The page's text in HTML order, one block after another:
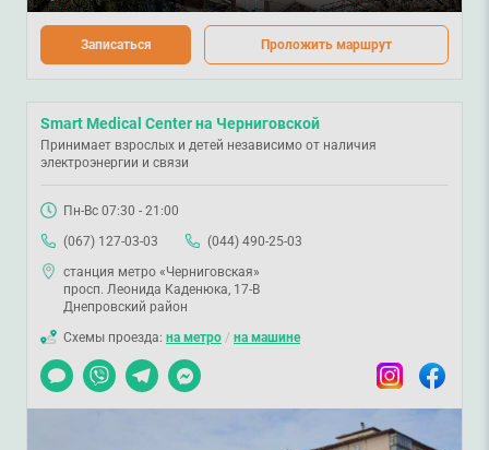
Записаться Проложить маршрут
Smart Medical Center на Черниговской
Принимает взрослых и детей независимо от наличия
электроэнергии и связи
Пн-Вс 07:30 - 21:00
(067) 127-03-03
(044) 490-25-03
станция метро «Черниговская»
просп. Леонида Каденюка, 17-В
Днепровский район
Схемы проезда: на метро / на машине
Чат
Viber TelegramMessenger InstagramFacebook